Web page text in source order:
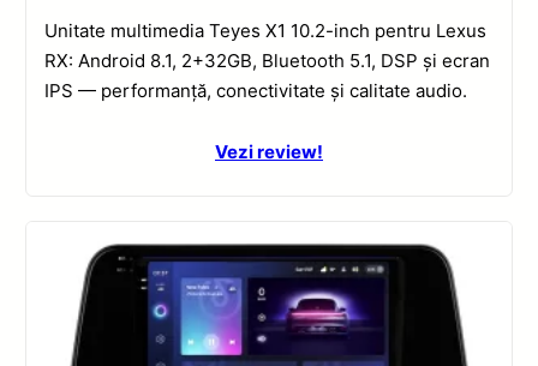
Unitate multimedia Teyes X1 10.2-inch pentru Lexus
RX: Android 8.1, 2+32GB, Bluetooth 5.1, DSP și ecran
IPS — performanță, conectivitate și calitate audio.
Vezi review!